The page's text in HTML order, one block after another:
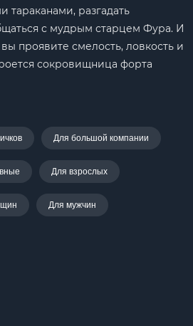
тараканами, разгадать
с мудрым старцем Фура. И
проявите смелость, ловкость и
сокровищница форта
Для большой компании
Для взрослых
Для мужчин